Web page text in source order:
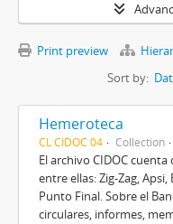
Print preview
Sort by:
Hemeroteca
CL CIDOC 04 Collection
El archivo CIDOC
entre ellas: Zig-Zag,
Punto Final. Sobre el
circulares, informes,